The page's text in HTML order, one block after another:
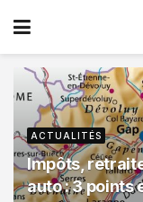
ACTUALITÉS
Impôts,
auto : 3 points